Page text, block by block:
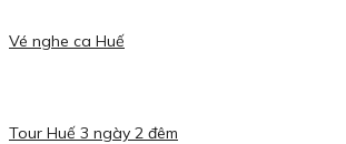
Vé nghe ca Huế
Tour Huế 3 ngày 2 đêm